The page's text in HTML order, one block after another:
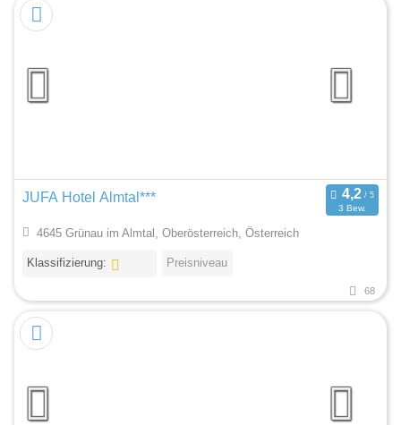
JUFA Hotel Almtal***
3 Bew.
4645 Grünau im Almtal, Oberösterreich, Österreich
Klassifizierung: Preisniveau
68